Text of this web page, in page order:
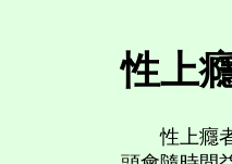
性上
性上癮者